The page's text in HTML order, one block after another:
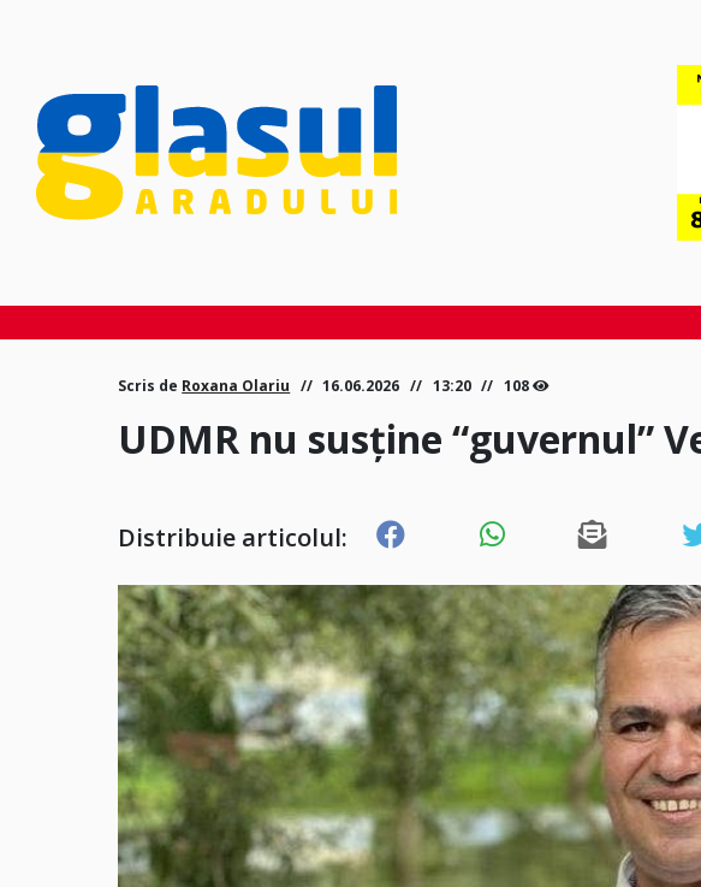
Scris de Roxana Olariu 16.06.2026 13:20 108
UDMR nu susține “guvernul”
Distribuie articolul: